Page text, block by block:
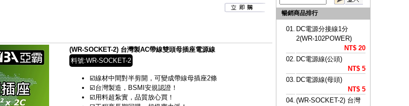
(WR-SOCKET-2) 台灣製AC帶線雙頭母插座電源線
料號:WR-SOCKET-2
☑️線材中間對半剪開，可變成帶線母插座2條
☑️台灣製造，BSMI安規認證！
☑️用料超紮實，品質放心買！
暢銷商品排行
01. DC電源分接線1分
2(WR-102POWER)
NT$ 20
02. DC電源線(公頭)
NT$ 5
03. DC電源線(母頭)
NT$ 5
04. (WR-SOCKET-2) 台灣